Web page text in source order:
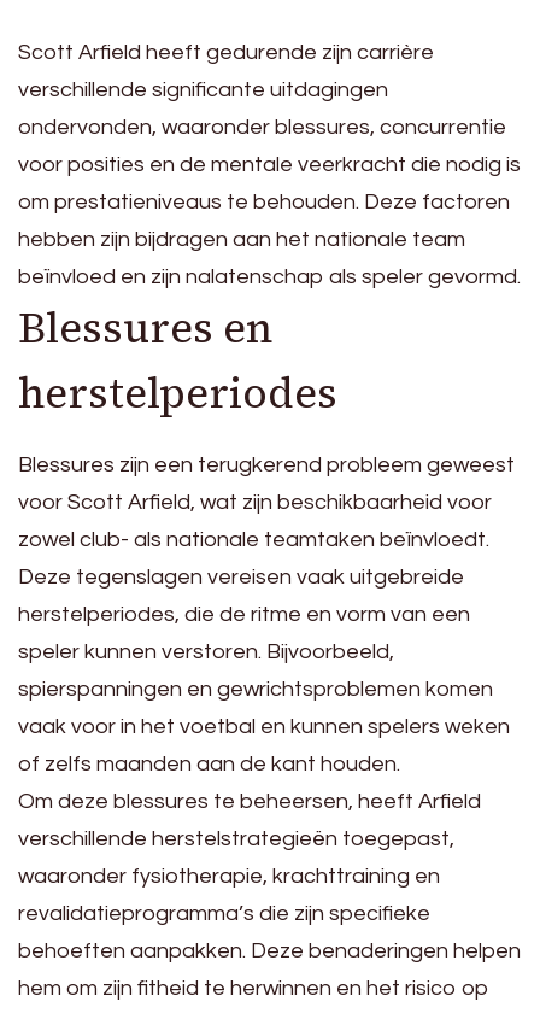
Scott Arfield heeft gedurende zijn carrière
verschillende significante uitdagingen
ondervonden, waaronder blessures, concurrentie
voor posities en de mentale veerkracht die nodig is
om prestatieniveaus te behouden. Deze factoren
hebben zijn bijdragen aan het nationale team
beïnvloed en zijn nalatenschap als speler gevormd.
Blessures en
herstelperiodes
Blessures zijn een terugkerend probleem geweest
voor Scott Arfield, wat zijn beschikbaarheid voor
zowel club- als nationale teamtaken beïnvloedt.
Deze tegenslagen vereisen vaak uitgebreide
herstelperiodes, die de ritme en vorm van een
speler kunnen verstoren. Bijvoorbeeld,
spierspanningen en gewrichtsproblemen komen
vaak voor in het voetbal en kunnen spelers weken
of zelfs maanden aan de kant houden.
Om deze blessures te beheersen, heeft Arfield
verschillende herstelstrategieën toegepast,
waaronder fysiotherapie, krachttraining en
revalidatieprogramma’s die zijn specifieke
behoeften aanpakken. Deze benaderingen helpen
hem om zijn fitheid te herwinnen en het risico op